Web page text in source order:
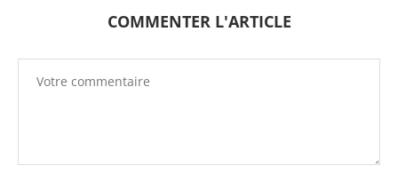
COMMENTER L'ARTICLE